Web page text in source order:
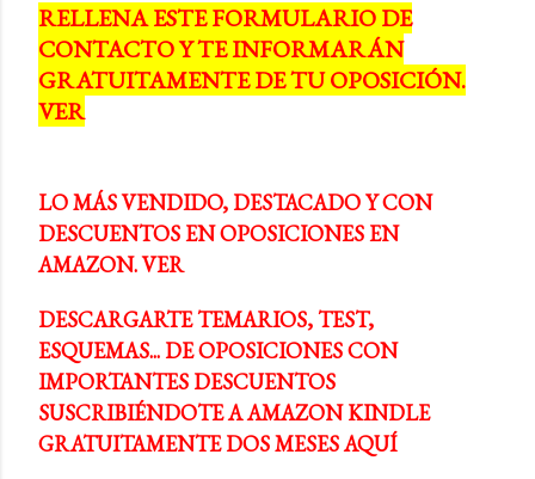
RELLENA ESTE FORMULARIO DE
CONTACTO Y TE INFORMARÁN
GRATUITAMENTE DE TU OPOSICIÓN.
VER
LO MÁS VENDIDO, DESTACADO Y CON
DESCUENTOS EN OPOSICIONES EN
AMAZON. VER
DESCARGARTE TEMARIOS, TEST,
ESQUEMAS... DE OPOSICIONES CON
IMPORTANTES DESCUENTOS
SUSCRIBIÉNDOTE A AMAZON KINDLE
GRATUITAMENTE DOS MESES AQUÍ